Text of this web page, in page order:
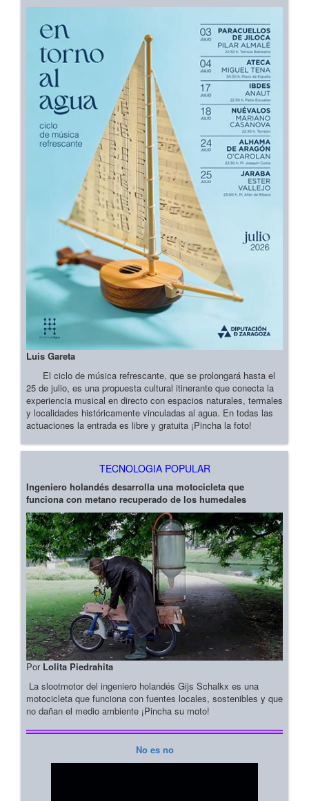
Luis Gareta
El ciclo de música refrescante, que se prolongará hasta el
25 de julio, es una propuesta cultural itinerante que conecta la
experiencia musical en directo con espacios naturales, termales
y localidades históricamente vinculadas al agua. En todas las
actuaciones la entrada es libre y gratuita ¡Pincha la foto!
TECNOLOGIA POPULAR
Ingeniero holandés desarrolla una motocicleta que
funciona con metano recuperado de los humedales
Por Lolita Piedrahita
La slootmotor del ingeniero holandés Gijs Schalkx es una
motocicleta que funciona con fuentes locales, sostenibles y que
no dañan el medio ambiente ¡Pincha su moto!
No es no